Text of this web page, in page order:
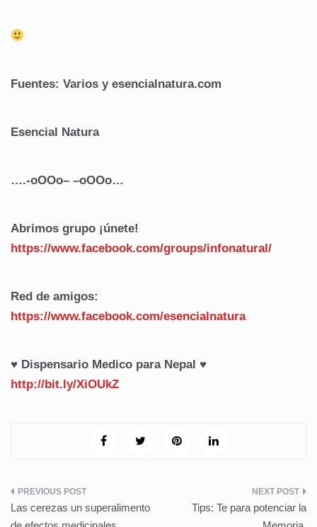
Fuentes: Varios y esencialnatura.com
Esencial Natura
….-oOOo– –oOOo…
Abrimos grupo ¡únete!
https://www.facebook.com/groups/infonatural/
Red de amigos:
https://www.facebook.com/esencialnatura
♥ Dispensario Medico para Nepal ♥
http://bit.ly/XiOUkZ
Navegación
Las cerezas un superalimento
Tips: Te para potenciar la